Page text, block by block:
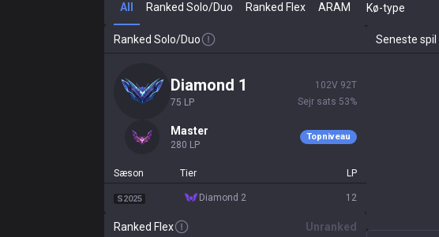
All Ranked Solo/Duo Ranked Flex ARAM Kø-type
Ranked Solo/Duo
diamond 1
75 LP
102V 92T
Sejr sats 53%
master
280 LP
Topniveau
Sæson Tier LP
S2025 diamond 2 12
Ranked Flex Unranked
Seneste spil